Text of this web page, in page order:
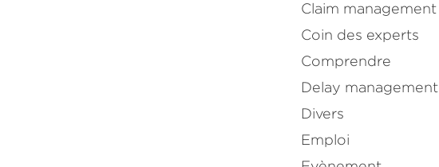
Claim management
Coin des experts
Comprendre
Delay management
Divers
Emploi